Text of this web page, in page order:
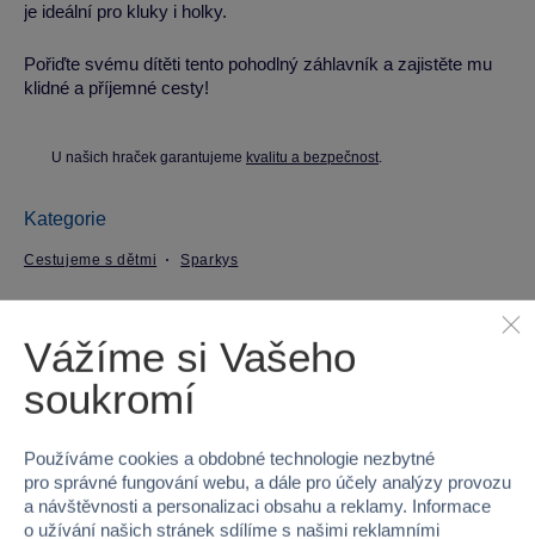
je ideální pro kluky i holky.
Pořiďte svému dítěti tento pohodlný záhlavník a zajistěte mu
klidné a příjemné cesty!
U našich hraček garantujeme kvalitu a bezpečnost.
Kategorie
Cestujeme s dětmi Sparkys
EAN
Značka Sparkys
Vážíme si Vašeho
soukromí
Používáme cookies a obdobné technologie nezbytné
pro správné fungování webu, a dále pro účely analýzy provozu
a návštěvnosti a personalizaci obsahu a reklamy. Informace
o užívání našich stránek sdílíme s našimi reklamními